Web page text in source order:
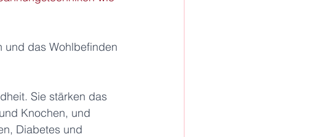
und das Wohlbefinden
Sie stärken das
Knochen, und
Diabetes und